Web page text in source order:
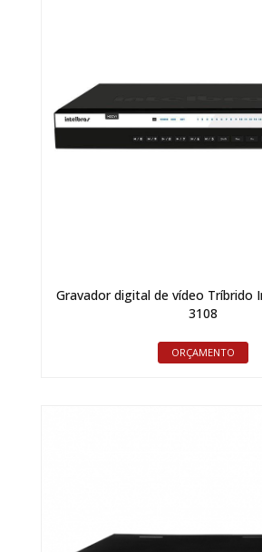
Gravador digital de vídeo Tríbrido
3108
ORÇAMENTO